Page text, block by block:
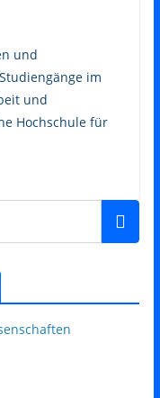
und
im
und
Hochschule für